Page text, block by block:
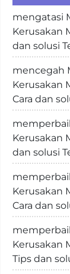
mengatasi
Kerusakan
dan solusi
mencegah
Kerusakan
Cara dan
Kerusakan
dan solusi
Kerusakan
Cara dan
Kerusakan
Tips dan